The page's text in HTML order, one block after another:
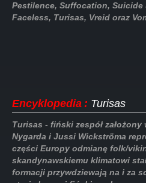
Pestilence, Suffocation, Suicide
Faceless, Turisas, Vreid oraz
Encyklopedia : Turisas
Turisas - fiński zespół
Nygarda i Jussi Wickströma
części Europy odmianę folk/
skandynawskiemu klimatowi
formacji przywdziewają na i za